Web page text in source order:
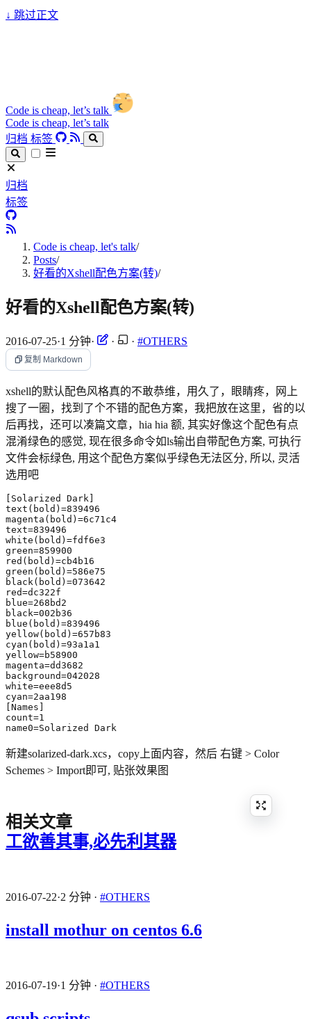
↓ 跳过正文
Code is cheap, let’s talk
Code is cheap, let’s talk
归档 标签
归档
标签
Code is cheap, let's talk/
Posts/
好看的Xshell配色方案(转)/
好看的Xshell配色方案(转)
2016-07-25·1 分钟· · · #OTHERS
复制 Markdown
xshell的默认配色风格真的不敢恭维，用久了，眼睛疼，网上
搜了一圈，找到了个不错的配色方案，我把放在这里，省的以
后再找，还可以凑篇文章，hia hia 额, 其实好像这个配色有点
混淆绿色的感觉, 现在很多命令如ls输出自带配色方案, 可执行
文件会标绿色, 用这个配色方案似乎绿色无法区分, 所以, 灵活
选用吧
name0=Solarized Dark
新建solarized-dark.xcs，copy上面内容，然后 右键 > Color
Schemes > Import即可, 贴张效果图
相关文章
工欲善其事,必先利其器
2016-07-22·2 分钟 · #OTHERS
install mothur on centos 6.6
2016-07-19·1 分钟 · #OTHERS